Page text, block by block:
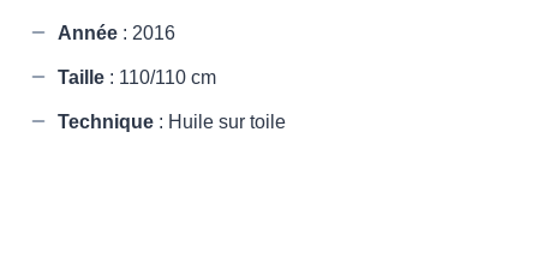
Année : 2016
Taille : 110/110 cm
Technique : Huile sur toile